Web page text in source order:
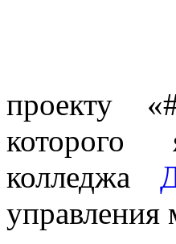
проекту
которого
колледжа
управления